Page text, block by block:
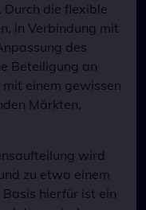
die flexible
in Verbindung mit
des
Beteiligung an
einem gewissen
Märkten,
wird
zu etwa einem
hierfür ist ein